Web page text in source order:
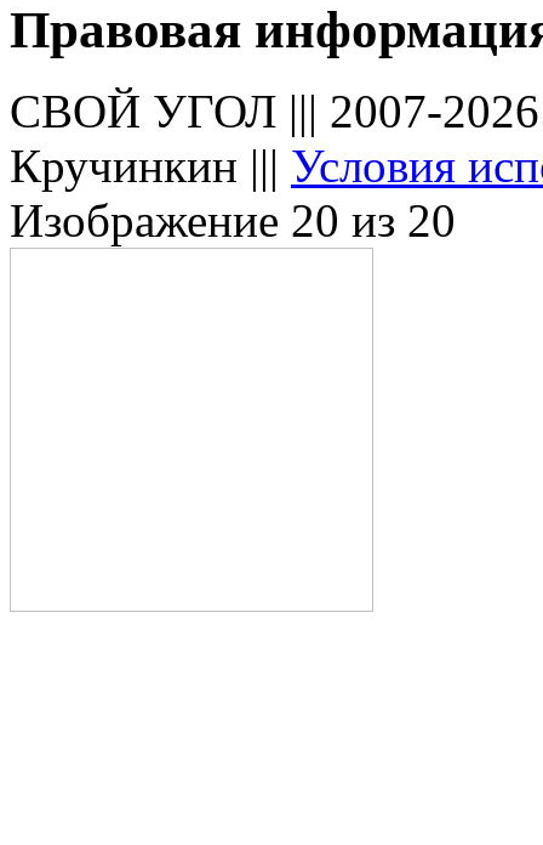
Правовая
СВОЙ УГОЛ ||| 2007-
Кручинкин ||| Условия
Изображение 20 из 20